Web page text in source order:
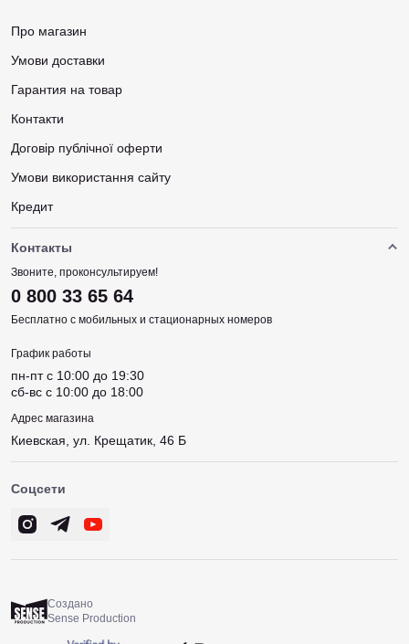
Про магазин
Умови доставки
Гарантия на товар
Контакти
Договір публічної оферти
Умови використання сайту
Кредит
Контакты
Звоните, проконсультируем!
0 800 33 65 64
Бесплатно с мобильных и стационарных номеров
График работы
пн-пт c 10:00 до 19:30
сб-вс c 10:00 до 18:00
Адрес магазина
Киевская, ул. Крещатик, 46 Б
Соцсети
Создано
Sense Production